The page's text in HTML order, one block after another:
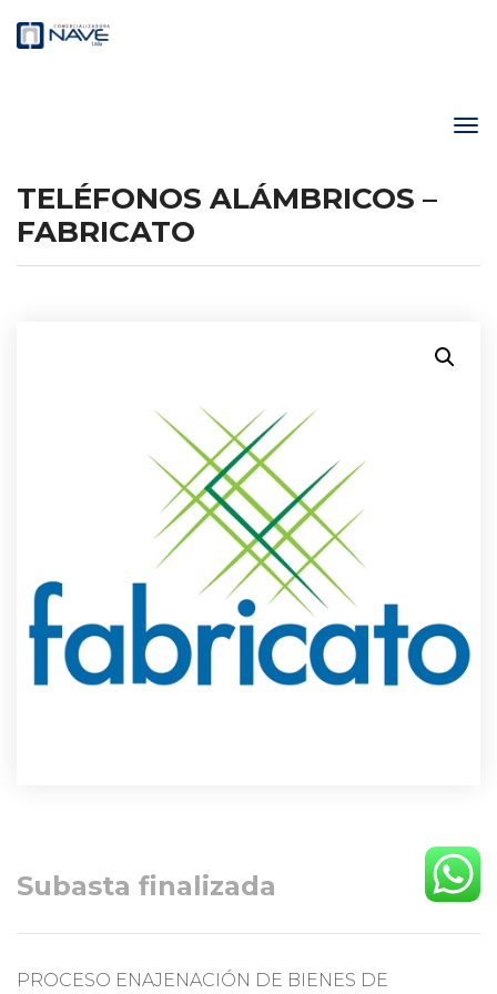
TELÉFONOS ALÁMBRICOS –
FABRICATO
Subasta finalizada
PROCESO ENAJENACIÓN DE BIENES DE